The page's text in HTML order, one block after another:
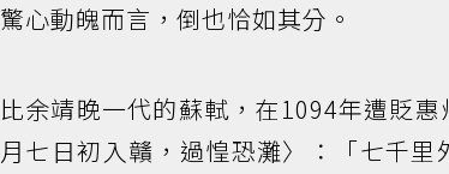
驚心動魄而言，倒也恰如其分。
比余靖晚一代的蘇軾，在1094年遭貶
月七日初入贛，過惶恐灘〉：「七千